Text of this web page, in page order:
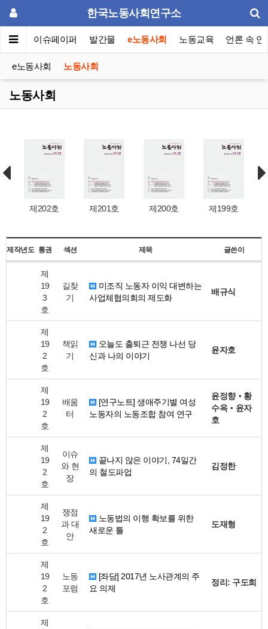
한국노동사회연구소
포럼 이슈페이퍼 발간물 e노동사회 노동교육 언론 속 연
e노동사회 노동사회
노동사회
제202호 제201호 제200호 제199호
제작년도 통권 섹션 제목 글쓴이
제
19
3
호
길찾
기
미조직 노동자 이익 대변하는
사업체협의회의 제도화
배규식
제
19
2
호
책읽
기
오늘도 출퇴근 전쟁 나선 당
신과 나의 이야기
윤자호
제
19
2
호
배움
터
[연구노트] 생애주기별 여성
노동자의 노동조합 참여 연구
윤정향‧황
수옥‧윤자
호
제
19
2
호
이슈
와 현
장
끝나지 않은 이야기, 74일간
의 철도파업
김정한
제
19
2
호
쟁점
과 대
안
노동법의 이행 확보를 위한
새로운 틀
도재형
제
19
2
호
노동
포럼
[좌담] 2017년 노사관계의 주
요 의제
정리: 구도희
제